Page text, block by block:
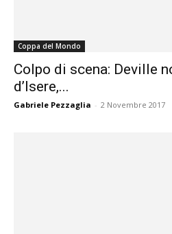
Coppa del Mondo
Colpo di scena: Deville
d’Isere,...
Gabriele Pezzaglia - 2 Novembre 2017